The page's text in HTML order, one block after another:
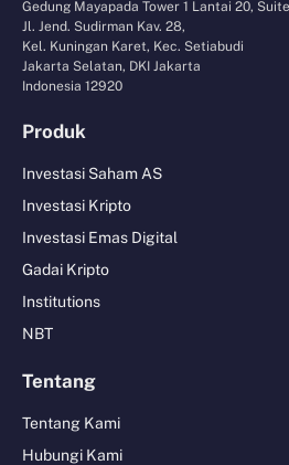
Gedung Mayapada Tower 1 Lantai 20,
Jl. Jend. Sudirman Kav. 28,
Kel. Kuningan Karet, Kec. Setiabudi
Jakarta Selatan, DKI Jakarta
Indonesia 12920
Produk
Investasi Saham AS
Investasi Kripto
Investasi Emas Digital
Gadai Kripto
Institutions
NBT
Tentang
Tentang Kami
Hubungi Kami